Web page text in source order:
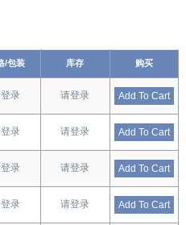
/包装 库存 购买
录 请登录 Add To Cart
录 请登录 Add To Cart
录 请登录 Add To Cart
录 请登录 Add To Cart